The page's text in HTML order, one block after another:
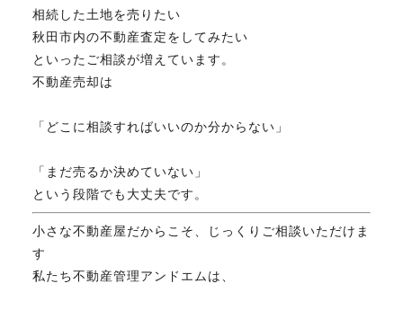
相続した土地を売りたい
秋田市内の不動産査定をしてみたい
といったご相談が増えています。
不動産売却は
「どこに相談すればいいのか分からない」
「まだ売るか決めていない」
という段階でも大丈夫です。
小さな不動産屋だからこそ、じっくりご相談いただけま
す
私たち不動産管理アンドエムは、